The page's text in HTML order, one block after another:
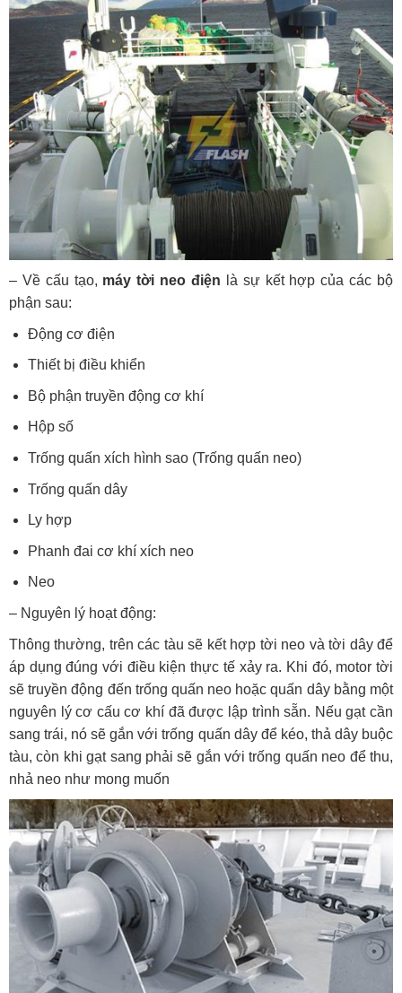
– Về cấu tạo, máy tời neo điện là sự kết hợp của các bộ
phận sau:
Động cơ điện
Thiết bị điều khiển
Bộ phận truyền động cơ khí
Hộp số
Trống quấn xích hình sao (Trống quấn neo)
Trống quấn dây
Ly hợp
Phanh đai cơ khí xích neo
Neo
– Nguyên lý hoạt động:
Thông thường, trên các tàu sẽ kết hợp tời neo và tời dây để
áp dụng đúng với điều kiện thực tế xảy ra. Khi đó, motor tời
sẽ truyền động đến trống quấn neo hoặc quấn dây bằng một
nguyên lý cơ cấu cơ khí đã được lập trình sẵn. Nếu gạt cần
sang trái, nó sẽ gắn với trống quấn dây để kéo, thả dây buộc
tàu, còn khi gạt sang phải sẽ gắn với trống quấn neo để thu,
nhả neo như mong muốn